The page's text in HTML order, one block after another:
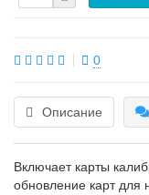
0
Описание
Включает карты
обновление карт